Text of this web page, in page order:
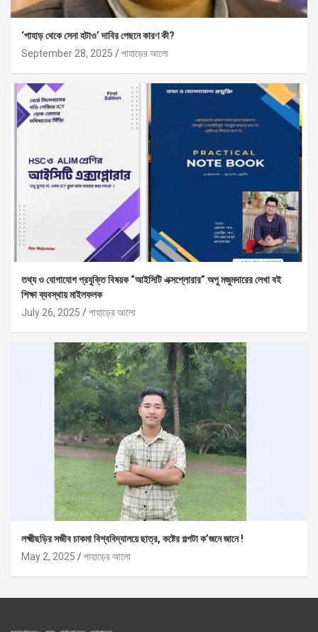
‘পাহাড় থেকে সেনা হটাও’ দাবির পেছনে কারণ কী?
September 28, 2025
পাহাড়ের আলো
তথ্য ও যোগাযোগ প্রযুক্তি বিষয়ক “আইসিটি এক্সপ্লোরার” অপু মজুমদারের লেখা বই
শিক্ষা ব্যবস্থায় মাইলফলক
July 26, 2025
পাহাড়ের আলো
লক্ষ্মীছড়ির সজীব চাকমা বিশ্ববিদ্যালয়ে ছাত্র, কষ্টের গল্পটা ক’জনে জানে !
May 2, 2025
পাহাড়ের আলো